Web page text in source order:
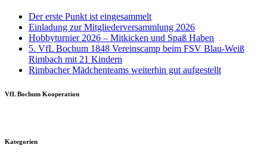
Der erste Punkt ist eingesammelt
Einladung zur Mitgliederversammlung 2026
Hobbyturnier 2026 – Mitkicken und Spaß Haben
5. VfL Bochum 1848 Vereinscamp beim FSV Blau-Weiß
Rimbach mit 21 Kindern
Rimbacher Mädchenteams weiterhin gut aufgestellt
VfL Bochum Kooperation
Kategorien